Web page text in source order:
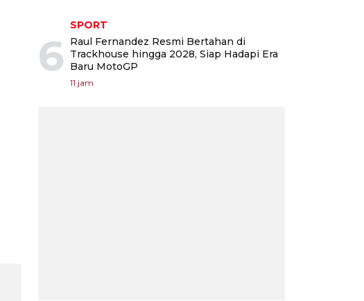
6
SPORT
Raul Fernandez Resmi Bertahan di
Trackhouse hingga 2028, Siap Hadapi Era
Baru MotoGP
11 jam